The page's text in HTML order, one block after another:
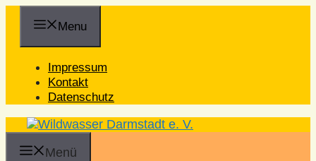
Inhalt
Menu
Impressum
Kontakt
Datenschutz
Menü